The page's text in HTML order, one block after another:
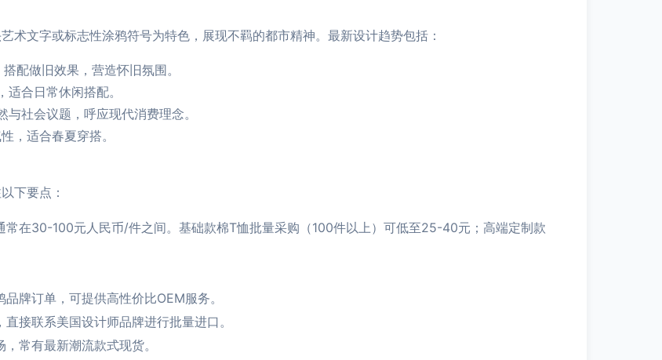
术文字或标志性涂鸦符号为特色，展现不羁的都市精神。最新设计趋势包括：
配做旧效果，营造怀旧氛围。
合日常休闲搭配。
社会议题，呼应现代消费理念。
，适合春夏穿搭。
下要点：
在30-100元人民币/件之间。基础款棉T恤批量采购（100件以上）可低至25-40元；高端定制款
牌订单，可提供高性价比OEM服务。
接联系美国设计师品牌进行批量进口。
常有最新潮流款式现货。